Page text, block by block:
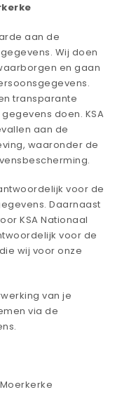
aan de
Wij doen
en gaan
transparante
doen. KSA
aan de
waaronder de
voor de
Daarnaast
KSA Nationaal
voor de
wij voor onze
van je
via de